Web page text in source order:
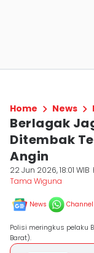
Home News
Berlagak
Ditembak
Angin
22 Jun 2026, 18:01 WIB
Tama Wiguna
News Channel
Polisi meringkus pelaku
Barat).